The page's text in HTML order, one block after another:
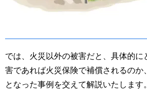
では、火災以外の被害だと、具体的に
害であれば火災保険で補償されるのか
となった事例を交えて解説いたします。